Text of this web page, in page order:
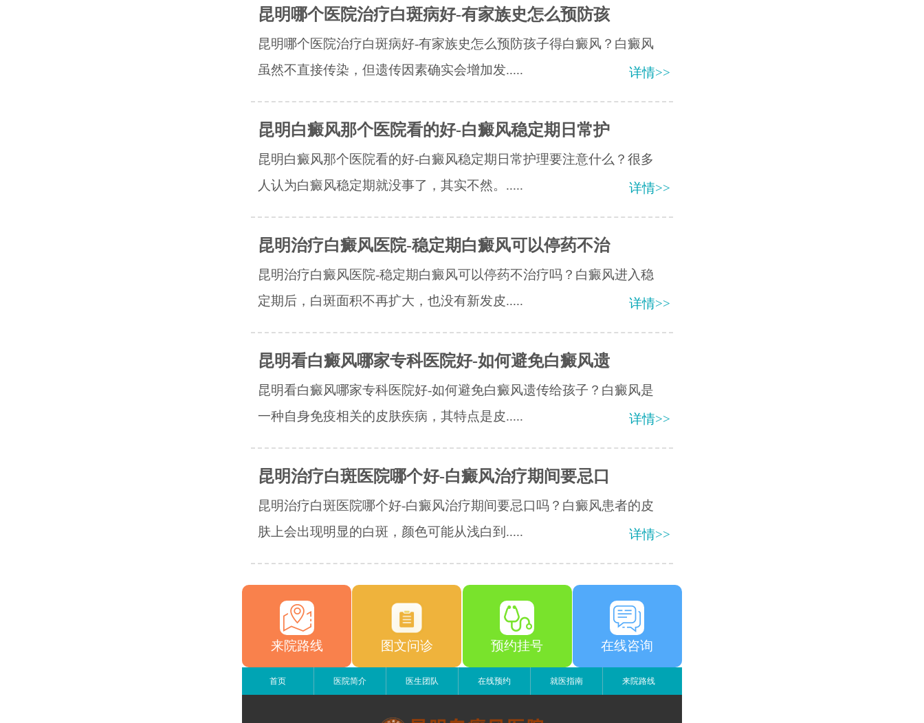
昆明哪个医院治疗白斑病好-有家族史怎么预防孩
昆明哪个医院治疗白斑病好-有家族史怎么预防孩子得白癜风？白癜风
虽然不直接传染，但遗传因素确实会增加发.....
详情>>
昆明白癜风那个医院看的好-白癜风稳定期日常护
昆明白癜风那个医院看的好-白癜风稳定期日常护理要注意什么？很多
人认为白癜风稳定期就没事了，其实不然。.....
详情>>
昆明治疗白癜风医院-稳定期白癜风可以停药不治
昆明治疗白癜风医院-稳定期白癜风可以停药不治疗吗？白癜风进入稳
定期后，白斑面积不再扩大，也没有新发皮.....
详情>>
昆明看白癜风哪家专科医院好-如何避免白癜风遗
昆明看白癜风哪家专科医院好-如何避免白癜风遗传给孩子？白癜风是
一种自身免疫相关的皮肤疾病，其特点是皮.....
详情>>
昆明治疗白斑医院哪个好-白癜风治疗期间要忌口
昆明治疗白斑医院哪个好-白癜风治疗期间要忌口吗？白癜风患者的皮
肤上会出现明显的白斑，颜色可能从浅白到.....
详情>>
来院路线 图文问诊 预约挂号 在线咨询
首页 医院简介 医生团队 在线预约 就医指南 来院路线